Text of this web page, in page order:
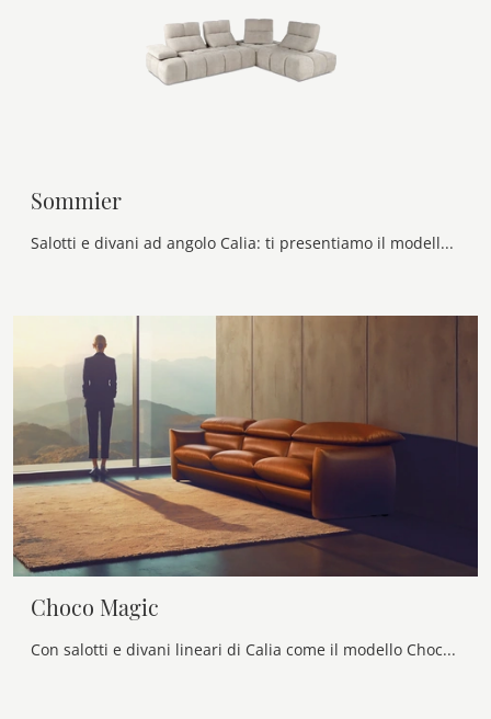
Sommier
Salotti e divani ad angolo Calia: ti presentiamo il modello Sommier in tessuto per arricchire il soggiorno.
Choco Magic
Con salotti e divani lineari di Calia come il modello Choco Magic in pelle, potrai completare il tuo concept d'arredo.